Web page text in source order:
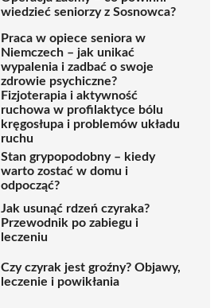
wiedzieć seniorzy z Sosnowca?
Praca w opiece seniora w
Niemczech – jak unikać
wypalenia i zadbać o swoje
zdrowie psychiczne?
Fizjoterapia i aktywność
ruchowa w profilaktyce bólu
kręgosłupa i problemów układu
ruchu
Stan grypopodobny – kiedy
warto zostać w domu i
odpocząć?
Jak usunąć rdzeń czyraka?
Przewodnik po zabiegu i
leczeniu
Czy czyrak jest groźny? Objawy,
leczenie i powikłania